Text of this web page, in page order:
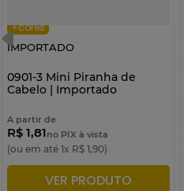
+cores
IMPORTADO
0901-3 Mini Piranha de
Cabelo | Importado
A partir de
R$ 1,81no PIX à vista
(ou em até 1x R$ 1,90)
ADICIONAR À SACOLA
VER PRODUTO